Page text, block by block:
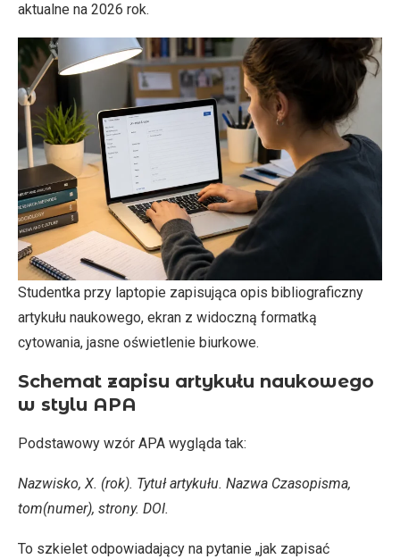
aktualne na 2026 rok.
Studentka przy laptopie zapisująca opis bibliograficzny
artykułu naukowego, ekran z widoczną formatką
cytowania, jasne oświetlenie biurkowe.
Schemat zapisu artykułu naukowego
w stylu APA
Podstawowy wzór APA wygląda tak:
Nazwisko, X. (rok). Tytuł artykułu. Nazwa Czasopisma,
tom(numer), strony. DOI.
To szkielet odpowiadający na pytanie „jak zapisać